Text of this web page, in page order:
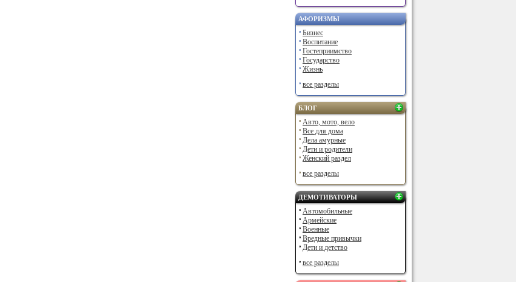
АФОРИЗМЫ
Бизнес
Воспитание
Гостеприимство
Государство
Жизнь
все разделы
БЛОГ
Авто, мото, вело
Все для дома
Дела амурные
Дети и родители
Женский раздел
все разделы
ДЕМОТИВАТОРЫ
Автомобильные
Армейские
Военные
Вредные привычки
Дети и детство
все разделы